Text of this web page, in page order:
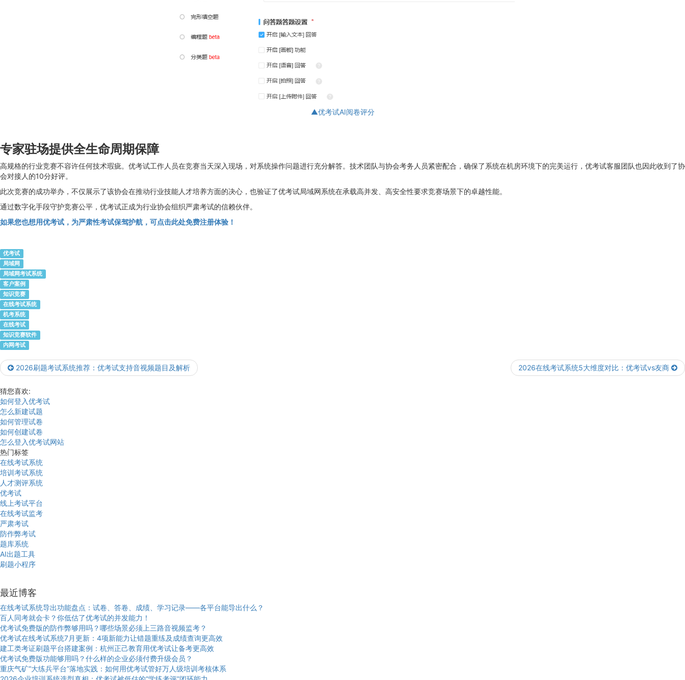
▲优考试AI阅卷评分
专家驻场提供全生命周期保障
高规格的行业竞赛不容许任何技术瑕疵。优考试工作人员在竞赛当天深入现场，对系统操作问题进行充分解答。技术团队与协会考务人员紧密配合，确保了系统在机房环境下的完美运行，优考试客服团队也因此收到了协
会对接人的10分好评。
此次竞赛的成功举办，不仅展示了该协会在推动行业技能人才培养方面的决心，也验证了优考试局域网系统在承载高并发、高安全性要求竞赛场景下的卓越性能。
通过数字化手段守护竞赛公平，优考试正成为行业协会组织严肃考试的信赖伙伴。
如果您也想用优考试，为严肃性考试保驾护航，可点击此处免费注册体验！
优考试
局域网
局域网考试系统
客户案例
知识竞赛
在线考试系统
机考系统
在线考试
知识竞赛软件
内网考试
2026刷题考试系统推荐：优考试支持音视频题目及解析 2026在线考试系统5大维度对比：优考试vs友商
猜您喜欢:
如何登入优考试
怎么新建试题
如何管理试卷
如何创建试卷
怎么登入优考试网站
热门标签
在线考试系统
培训考试系统
人才测评系统
优考试
线上考试平台
在线考试监考
严肃考试
防作弊考试
题库系统
AI出题工具
刷题小程序
最近博客
在线考试系统导出功能盘点：试卷、答卷、成绩、学习记录——各平台能导出什么？
百人同考就会卡？你低估了优考试的并发能力！
优考试免费版的防作弊够用吗？哪些场景必须上三路音视频监考？
优考试在线考试系统7月更新：4项新能力让错题重练及成绩查询更高效
建工类考证刷题平台搭建案例：杭州正己教育用优考试让备考更高效
优考试免费版功能够用吗？什么样的企业必须付费升级会员？
重庆气矿“大练兵平台”落地实践：如何用优考试管好万人级培训考核体系